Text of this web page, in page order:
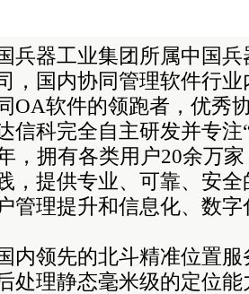
兵器工业集团所属中国
，国内协同管理软件行
OA软件的领跑者，优秀
信科完全自主研发并专注
，拥有各类用户20余万
，提供专业、可靠、安
管理提升和信息化、数
内领先的北斗精准位置
处理静态毫米级的定位